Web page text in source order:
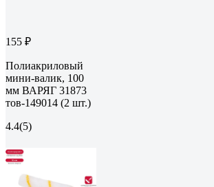
155 ₽
Полиакриловый
мини-валик, 100
мм ВАРЯГ 31873
тов-149014 (2 шт.)
4.4(5)